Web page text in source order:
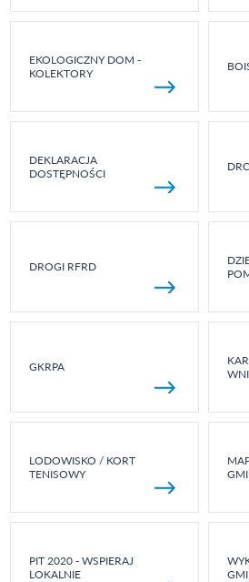
EKOLOGICZNY DOM -
KOLEKTORY
DEKLARACJA
DOSTĘPNOŚCI
DROGI RFRD
GKRPA
LODOWISKO / KORT
TENISOWY
PIT 2020 - WSPIERAJ
LOKALNIE